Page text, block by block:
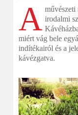
A irodalmi
miért vág bele
indítékairól és a
kávézgatva.